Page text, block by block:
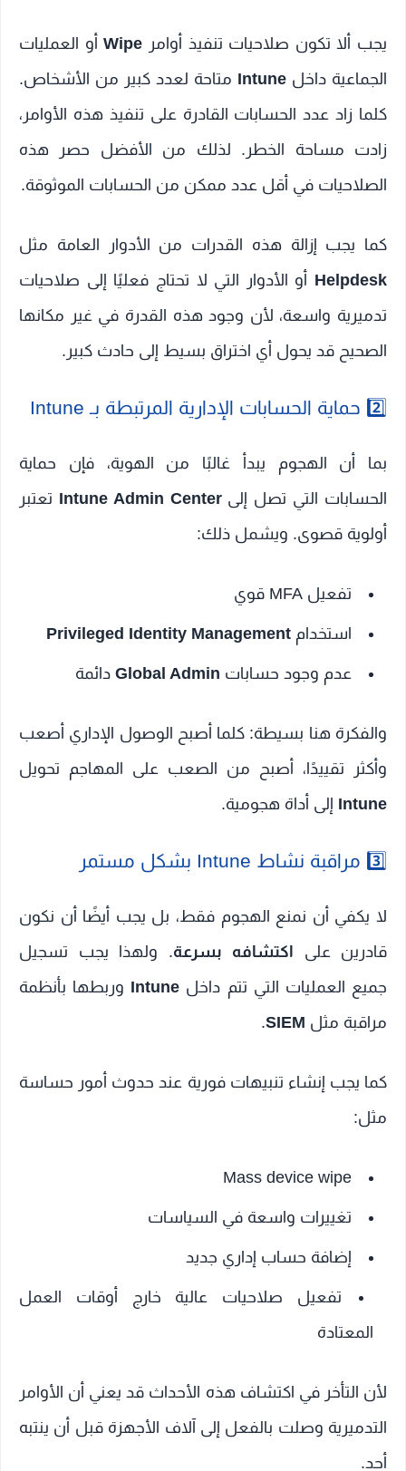
يجب ألا تكون صلاحيات تنفيذ أوامر Wipeأو العمليات
الجماعية داخل Intune متاحة لعدد كبير من الأشخاص.
كلما زاد عدد الحسابات القادرة على تنفيذ هذه الأوامر،
زادت مساحة الخطر. لذلك من الأفضل حصر هذه
الصلاحيات في أقل عدد ممكن من الحسابات الموثوقة.
كما يجب إزالة هذه القدرات من الأدوار العامة مثل
Helpdesk أو الأدوار التي لا تحتاج فعليًا إلى صلاحيات
تدميرية واسعة، لأن وجود هذه القدرة في غير مكانها
الصحيح قد يحول أي اختراق بسيط إلى حادث كبير.
2️⃣ حماية الحسابات الإدارية المرتبطة بـ Intune
بما أن الهجوم يبدأ غالبًا من الهوية، فإن حماية
الحسابات التي تصل إلىIntune Admin Center تعتبر
أولوية قصوى. ويشمل ذلك:
تفعيل MFA قوي
استخدام Privileged Identity Management
عدم وجود حسابات Global Admin دائمة
والفكرة هنا بسيطة: كلما أصبح الوصول الإداري أصعب
وأكثر تقييدًا، أصبح من الصعب على المهاجم تحويل
Intune إلى أداة هجومية.
3️⃣ مراقبة نشاط Intune بشكل مستمر
لا يكفي أن نمنع الهجوم فقط، بل يجب أيضًا أن نكون
قادرين على اكتشافه بسرعة. ولهذا يجب تسجيل
جميع العمليات التي تتم داخل Intune وربطها بأنظمة
مراقبة مثل SIEM
.
كما يجب إنشاء تنبيهات فورية عند حدوث أمور حساسة
مثل:
Mass device wipe
تغييرات واسعة في السياسات
إضافة حساب إداري جديد
تفعيل صلاحيات عالية خارج أوقات العمل
المعتادة
لأن التأخر في اكتشاف هذه الأحداث قد يعني أن الأوامر
التدميرية وصلت بالفعل إلى آلاف الأجهزة قبل أن ينتبه
أحد.